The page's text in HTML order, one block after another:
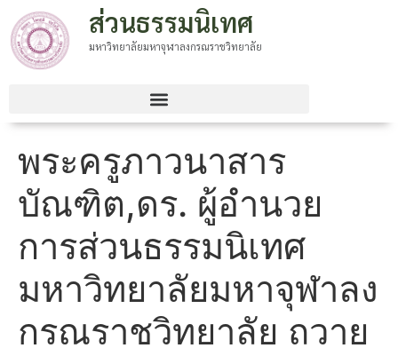
ส่วนธรรมนิเทศ
มหาวิทยาลัยมหาจุฬาลงกรณราชวิทยาลัย
พระครูภาวนาสาร
บัณฑิต,ดร. ผู้อำนวย
การส่วนธรรมนิเทศ
มหาวิทยาลัยมหาจุฬาลง
กรณราชวิทยาลัย ถวาย